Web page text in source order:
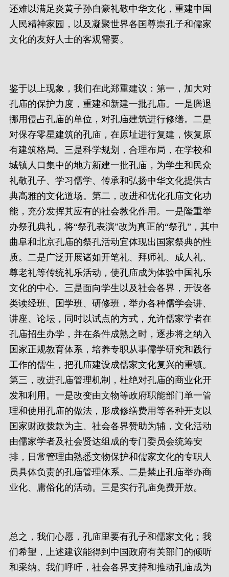
还难以满足炎黄子孙自豪礼敬中华文化，重建中国
人民精神家园，以及凝聚世界各国尊崇孔子和儒家
文化的友好人士的客观需要。
鉴于以上现象，我们在此郑重建议：第一，加大对
孔庙的保护力度，重建和新建一批孔庙。一是腾退
挪用侵占孔庙的单位，对孔庙建筑进行修缮。二是
对保存零星建筑的孔庙，在原址进行复建，恢复原
有建筑格局。三是科学规划，合理布局，在学校和
城镇人口集中的地方新建一批孔庙，为学生和民众
礼敬孔子、学习儒学、传承和弘扬中华文化提供古
典高雅的文化道场。第二，改进和优化孔庙文化功
能，充分发挥其应有的社会教化作用。一是隆重举
办祭孔典礼，将“祭孔表演”改为真正的“祭孔”，其中
曲阜和北京孔庙的祭孔活动宜体现出国家祭典的性
质。二是广泛开展诸如开笔礼、拜师礼、成人礼、
尊老礼等传统礼乐活动，使孔庙成为体验中国礼乐
文化的中心。三是面向学生以及社会各界，开设各
类读经班、国学班、研修班，举办各种儒学会讲、
讲座、论坛，同时以试点的方式，允许儒家学者在
孔庙招生办学，并在条件成熟之时，逐步将之纳入
国家正规教育体系，培养专职从事儒学研究和践行
工作的儒生，把孔庙建设成儒家文化复兴的重镇。
第三，改进孔庙管理机制，杜绝对孔庙的商业化开
发和利用。一是改变由文物等政府职能部门单一管
理和使用孔庙的做法，形成修缮费用等各种开支以
国家财政拨款为主、社会各界赞助为辅，文化活动
由儒家学者及社会贤达组成的专门委员会统筹安
排，日常管理由熟悉文物保护和儒家文化的专职人
员具体负责的孔庙管理体系。二是禁止孔庙举办商
业化、庸俗化的活动。三是实行孔庙免费开放。
总之，我们心愿，孔庙里要有孔子和儒家文化；我
们希望，上述建议能得到中国政府有关部门的倾听
和采纳。我们呼吁，社会各界支持和推动孔庙成为